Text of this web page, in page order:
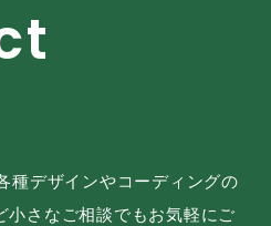
t
種デザインやコーディングの
小さなご相談でもお気軽にご